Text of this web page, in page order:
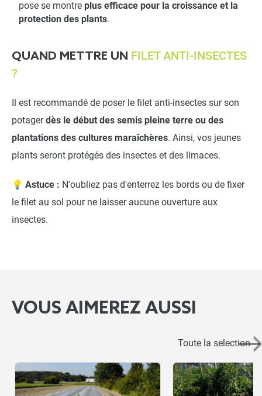
Filet anti-insecte Bioclimat
19,90 €
close
pose se montre plus efficace pour la croissance et la
protection des plants.
QUAND METTRE UN FILET ANTI-INSECTES
?
Il est recommandé de poser le filet anti-insectes sur son
potagerdès le début des semis pleine terre ou des
plantations des cultures maraîchères. Ainsi, vos jeunes
plants seront protégés des insectes et des limaces.
💡 Astuce : N'oubliez pas d'enterrez les bords ou de fixer
le filet au sol pour ne laisser aucune ouverture aux
insectes.
VOUS AIMEREZ AUSSI
Toute la selection